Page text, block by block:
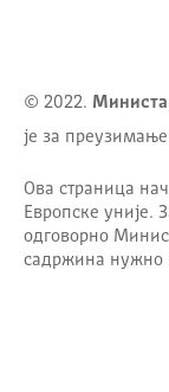
© 2022.
је за
Ова страница
Европске уније.
одговорно
садржина нужно